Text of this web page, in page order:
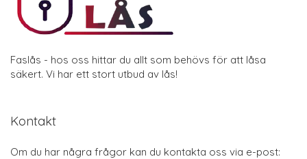
Faslås - hos oss hittar du allt som behövs för att låsa
säkert. Vi har ett stort utbud av lås!
Kontakt
Om du har några frågor kan du kontakta oss via e-post: